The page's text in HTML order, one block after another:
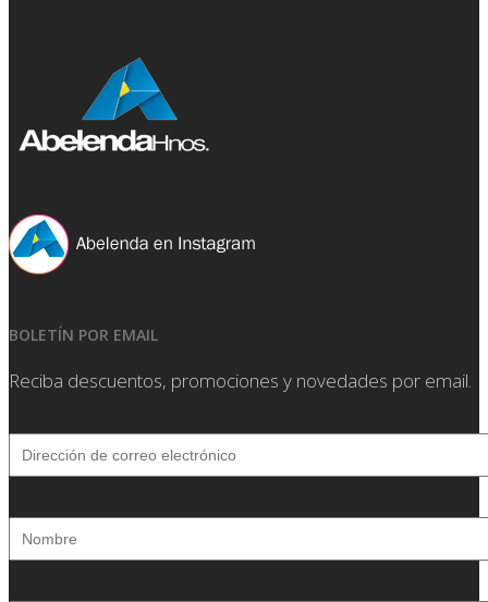
BOLETÍN POR EMAIL
Reciba descuentos, promociones y novedades por email.